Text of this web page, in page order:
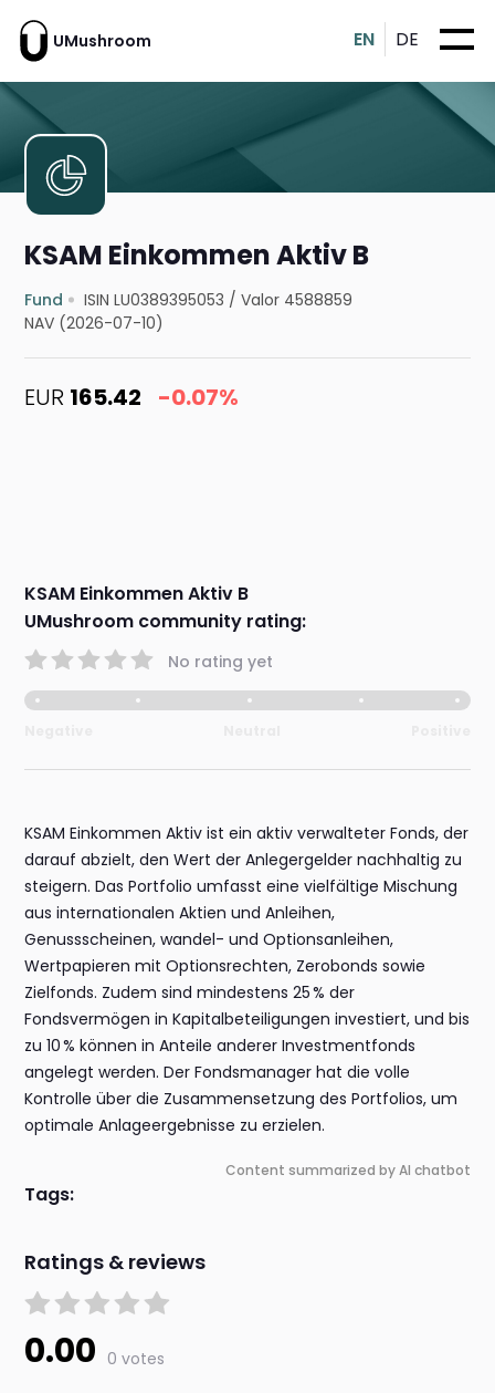
UMushroom EN DE
KSAM Einkommen Aktiv B
Fund ISIN LU0389395053 /Valor 4588859
NAV (2026-07-10)
EUR 165.42 -0.07%
KSAM Einkommen Aktiv B
UMushroom community rating:
No rating yet
KSAM Einkommen Aktiv ist ein aktiv verwalteter Fonds, der
darauf abzielt, den Wert der Anlegergelder nachhaltig zu
steigern. Das Portfolio umfasst eine vielfältige Mischung
aus internationalen Aktien und Anleihen,
Genussscheinen, wandel- und Optionsanleihen,
Wertpapieren mit Optionsrechten, Zerobonds sowie
Zielfonds. Zudem sind mindestens 25 % der
Fondsvermögen in Kapitalbeteiligungen investiert, und bis
zu 10 % können in Anteile anderer Investmentfonds
angelegt werden. Der Fondsmanager hat die volle
Kontrolle über die Zusammensetzung des Portfolios, um
optimale Anlageergebnisse zu erzielen.
Content summarized by AI chatbot
Tags:
Ratings & reviews
0.00 0 votes